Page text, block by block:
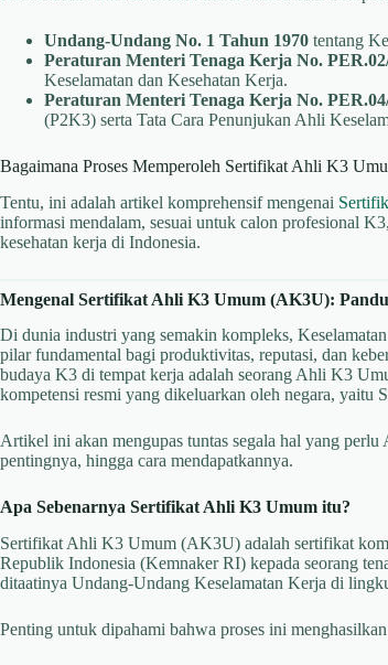
Undang-Undang No. 1 Tahun 1970 tentang
Peraturan Menteri Tenaga Kerja No.
Keselamatan dan Kesehatan Kerja.
Peraturan Menteri Tenaga Kerja No.
(P2K3) serta Tata Cara Penunjukan Ahli
Bagaimana Proses Memperoleh Sertifikat Ahli K3
Tentu, ini adalah artikel komprehensif mengenai
informasi mendalam, sesuai untuk calon profesional
kesehatan kerja di Indonesia.
Mengenal Sertifikat Ahli K3 Umum (AK3U):
Di dunia industri yang semakin kompleks,
pilar fundamental bagi produktivitas, reputasi, dan
budaya K3 di tempat kerja adalah seorang Ahli K3
kompetensi resmi yang dikeluarkan oleh negara,
Artikel ini akan mengupas tuntas segala hal yang
pentingnya, hingga cara mendapatkannya.
Apa Sebenarnya Sertifikat Ahli K3 Umum itu?
Sertifikat Ahli K3 Umum (AK3U) adalah sertifikat
Republik Indonesia (Kemnaker RI) kepada seorang
ditaatinya Undang-Undang Keselamatan Kerja di
Penting untuk dipahami bahwa proses ini